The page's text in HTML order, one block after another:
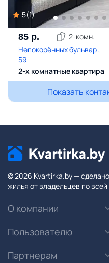
5(1)
85 р. 2-комн.
Непокорённых бульвар ,
59
2-х комнатные квартира
Показать
© 2026 Kvartirka.by —
жилья от владельцев по
О компании
Пользователю
Партнерам